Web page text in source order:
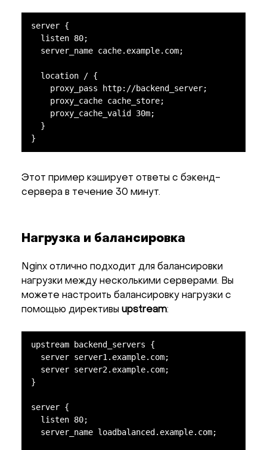
server {
}
Этот пример кэширует ответы с бэкенд-
сервера в течение 30 минут.
Нагрузка и балансировка
Nginx отлично подходит для балансировки
нагрузки между несколькими серверами. Вы
можете настроить балансировку нагрузки с
помощью директивы upstream:
upstream backend_servers {
}
server {